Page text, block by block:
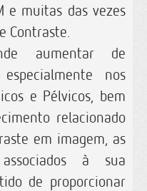
e muitas das vezes
Contraste.
aumentar de
nos
e Pélvicos, bem
relacionado
em imagem, as
à sua
de proporcionar